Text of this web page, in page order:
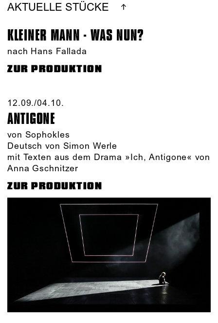
AKTUELLE STÜCKE
KLEINER MANN - WAS NUN?
nach Hans Fallada
ZUR PRODUKTION
12.09./​04.10.​
ANTIGONE
von Sophokles
Deutsch von Simon Werle
mit Texten aus dem Drama »Ich, Antigone« von
Anna Gschnitzer
ZUR PRODUKTION